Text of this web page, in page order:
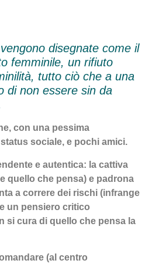
disegnate come il
femminile, un rifiuto
tutto ciò che a una
di non essere sin da
con una pessima
sociale, e pochi amici.
e autentica: la cattiva
quello che pensa) e padrona
a correre dei rischi (infrange
un pensiero critico
si cura di quello che pensa la
(al centro